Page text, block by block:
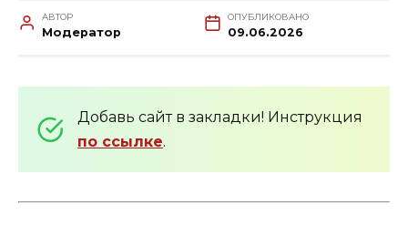
АВТОР
Модератор
ОПУБЛИКОВАНО
09.06.2026
Добавь сайт в закладки! Инструкция
по ссылке.